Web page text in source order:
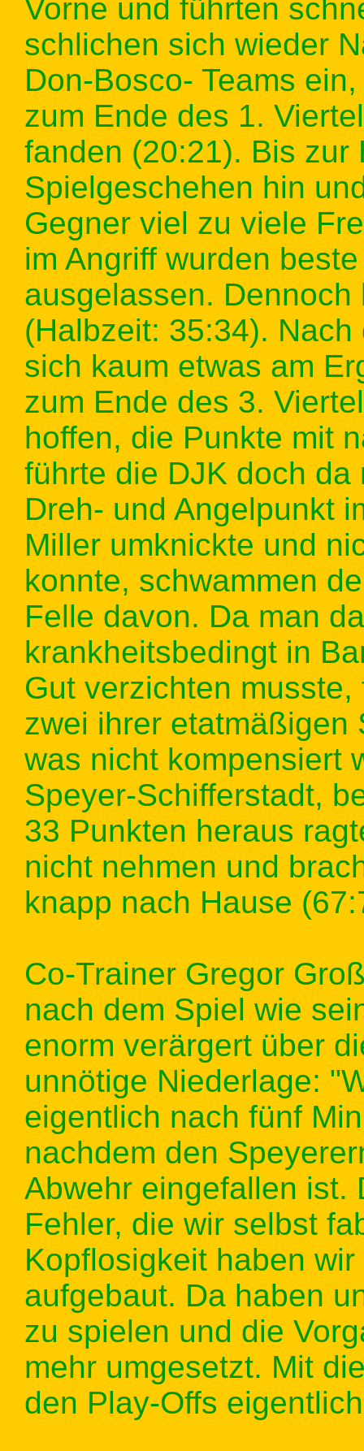
Vorne und führten
schlichen sich wieder
Don-Bosco- Teams
zum Ende des 1.
fanden (20:21). Bis zur
Spielgeschehen hin
Gegner viel zu viele
im Angriff wurden
ausgelassen.
(Halbzeit: 35:34).
sich kaum etwas am
zum Ende des 3.
hoffen, die Punkte mit
führte die DJK doch
Dreh- und Angelpunkt
Miller umknickte und
konnte, schwammen
Felle davon. Da man
krankheitsbedingt in
Gut verzichten
zwei ihrer etatmäßigen
was nicht kompensiert
Speyer-Schifferstadt,
33 Punkten heraus
nicht nehmen und
knapp nach Hause
Co-Trainer Gregor
nach dem Spiel wie
enorm verärgert über
unnötige Niederlage:
eigentlich nach fünf
nachdem den
Abwehr eingefallen ist.
Fehler, die wir selbst
Kopflosigkeit haben
aufgebaut. Da haben
zu spielen und die
mehr umgesetzt. Mit
den Play-Offs